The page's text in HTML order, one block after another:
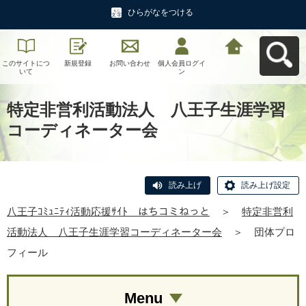
ひらがなをつける
このサイトにつ
いて
新規登録 お問い合わせ
個人会員ログイ
ン
特定非営利活動法人 八王子生涯学習
コーディネーター会
読み上げ 読み上げ設定
八王子ｺﾐｭﾆﾃｨ活動応援ｻｲﾄ はちコミねっと ＞
特定非営利
活動法人 八王子生涯学習コーディネーター会
＞
団体プロ
フィール
Menu